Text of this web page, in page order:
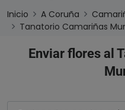
Inicio A Coruña
Tanatorio Camariñas
Enviar flores al